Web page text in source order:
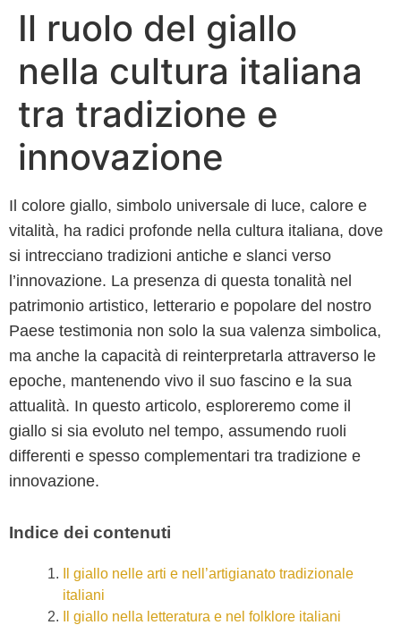
Skip
content
Il ruolo del giallo
nella cultura italiana
tra tradizione e
innovazione
Il colore giallo, simbolo universale di luce, calore e
vitalità, ha radici profonde nella cultura italiana, dove
si intrecciano tradizioni antiche e slanci verso
l’innovazione. La presenza di questa tonalità nel
patrimonio artistico, letterario e popolare del nostro
Paese testimonia non solo la sua valenza simbolica,
ma anche la capacità di reinterpretarla attraverso le
epoche, mantenendo vivo il suo fascino e la sua
attualità. In questo articolo, esploreremo come il
giallo si sia evoluto nel tempo, assumendo ruoli
differenti e spesso complementari tra tradizione e
innovazione.
Indice dei contenuti
Il giallo nelle arti e nell’artigianato tradizionale
italiani
Il giallo nella letteratura e nel folklore italiani